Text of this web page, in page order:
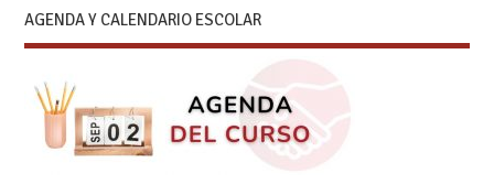
AGENDA Y CALENDARIO ESCOLAR